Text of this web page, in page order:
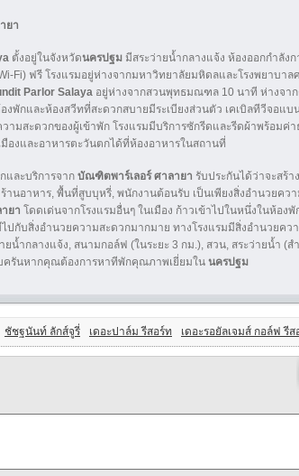
ยา
ตั้งอยู่ในจังหวัดนครปฐม มีสระว่ายน้ำกลางแจ้ง ห้องออกกำลั
Fi) ฟรี โรงแรมอยู่ห่างจากมหาวิทยาลัยมหิดลและโรงพยาบา
Parlor Salaya อยู่ห่างจากสวนพุทธมณฑล 10 นาที ห่างจา
พักและห้องสวีทที่สะดวกสบายมีระเบียงส่วนตัว เคเบิลทีวีจอแบ
วามสะดวกของผู้เข้าพัก โรงแรมมีบริการซักรีดและรีดผ้าพร้อมค่
องและอาหารตะวันตกได้ที่ห้องอาหารในสถานที่
และบริการจาก บัณฑิตพาร์เลอร์ ศาลายา รับประกันได้ว่าจะสร้
านอาหาร, พื้นที่สูบบุหรี่, พนักงานต้อนรับ เป็นเพียงสิ่งอำนวยคว
ยา โดดเด่นจากโรงแรมอื่นๆ ในเมือง ก้าวเข้าไปในหนึ่งในห้อ
ปกับสิ่งอำนวยความสะดวกมากมาย ทางโรงแรมมีสิ่งอำนวยคว
ยน้ำกลางแจ้ง, สนามกอล์ฟ (ในระยะ 3 กม.), สวน, สระว่ายน้ำ (ส
ครันหากคุณต้องการหาทีพักคุณภาพเยี่ยมใน นครปฐม
ชัชฐนันท์ ลักส์จูรี่ เดอะปาล์ม รีสอร์ท เดอะรอยัลเจมส์ กอล์ฟ รีส